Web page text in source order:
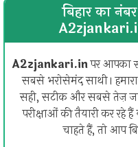
बिहार का
A2zjankari.inपर आपका
सबसे भरोसेमंद साथी।
सही, सटीक और सबसे तेज़
परीक्षाओं की तैयारी कर रहे
चाहते हैं, तो आप